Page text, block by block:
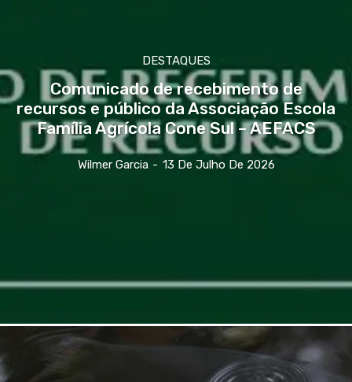
DESTAQUES
Comunicado de recebimento de
recursos e público da Associação Escola
Família Agrícola Cone Sul – AEFACS
Wilmer Garcia - 13 De Julho De 2026